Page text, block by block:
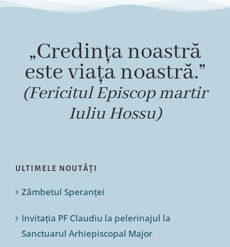
„Credința noastră
este viața noastră.”
(Fericitul Episcop martir
Iuliu Hossu)
ULTIMELE NOUTĂȚI
Zâmbetul Speranței
Invitația PF Claudiu la pelerinajul la
Sanctuarul Arhiepiscopal Major